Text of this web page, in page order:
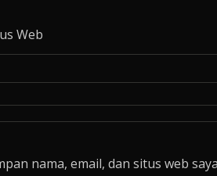
Web
nama, email, dan situs web